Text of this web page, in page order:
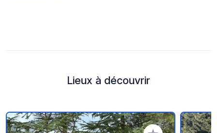
Lieux à découvrir